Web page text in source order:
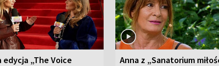
edycja „The Voice
Anna z „Sanatorium